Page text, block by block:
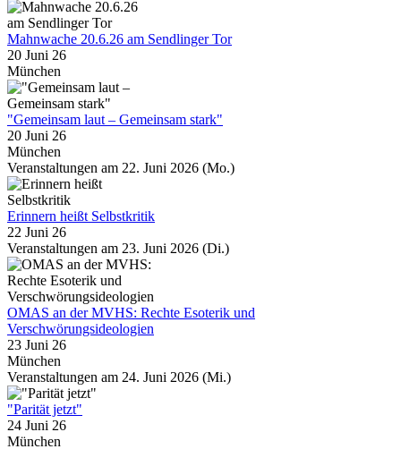
Mahnwache 20.6.26 am Sendlinger Tor
20 Juni 26
München
"Gemeinsam laut – Gemeinsam stark"
20 Juni 26
München
Veranstaltungen am 22. Juni 2026 (Mo.)
Erinnern heißt Selbstkritik
22 Juni 26
Veranstaltungen am 23. Juni 2026 (Di.)
OMAS an der MVHS: Rechte Esoterik und
Verschwörungsideologien
23 Juni 26
München
Veranstaltungen am 24. Juni 2026 (Mi.)
"Parität jetzt"
24 Juni 26
München